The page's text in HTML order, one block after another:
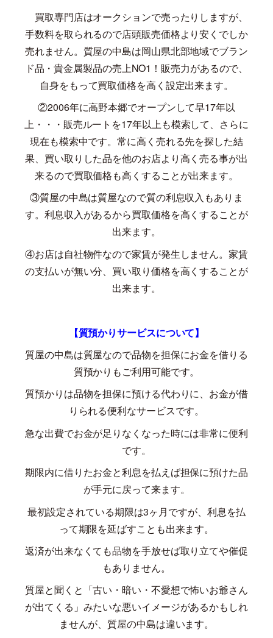
買取専門店はオークションで売ったりしますが、
手数料を取られるので店頭販売価格より安くでしか
売れません。質屋の中島は岡山県北部地域でブラン
ド品・貴金属製品の売上NO1 ！販売力があるので、
自身をもって買取価格を高く設定出来ます。
②2006年に高野本郷でオープンして早17年以
上・・・販売ルートを17年以上も模索して、さらに
現在も模索中です。常に高く売れる先を探した結
果、買い取りした品を他のお店より高く売る事が出
来るので買取価格も高くすることが出来ます。
③質屋の中島は質屋なので質の利息収入もありま
す。利息収入があるから買取価格を高くすることが
出来ます。
④お店は自社物件なので家賃が発生しません。家賃
の支払いが無い分、買い取り価格を高くすることが
出来ます。
【質預かりサービスについて】
質屋の中島は質屋なので品物を担保にお金を借りる
質預かりもご利用可能です。
質預かりは品物を担保に預ける代わりに、お金が借
りられる便利なサービスです。
急な出費でお金が足りなくなった時には非常に便利
です。
期限内に借りたお金と利息を払えば担保に預けた品
が手元に戻って来ます。
最初設定されている期限は3ヶ月ですが、利息を払
って期限を延ばすことも出来ます。
返済が出来なくても品物を手放せば取り立てや催促
もありません。
質屋と聞くと「古い・暗い・不愛想で怖いお爺さん
が出てくる」みたいな悪いイメージがあるかもしれ
ませんが、質屋の中島は違います。